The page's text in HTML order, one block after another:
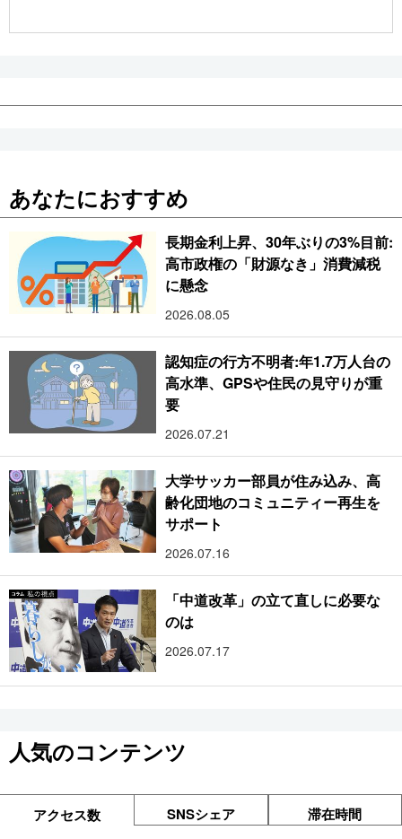
あなたにおすすめ
長期金利上昇、30年ぶりの3%目前:
高市政権の「財源なき」消費減税
に懸念
2026.08.05
認知症の行方不明者:年1.7万人台の
高水準、GPSや住民の見守りが重
要
2026.07.21
大学サッカー部員が住み込み、高
齢化団地のコミュニティー再生を
サポート
2026.07.16
「中道改革」の立て直しに必要な
のは
2026.07.17
人気のコンテンツ
アクセス数 SNSシェア 滞在時間